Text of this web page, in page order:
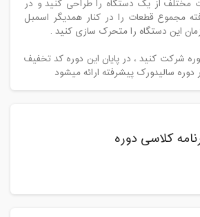
مختلف از یک دستگاه را طراحی کنید و در
مجموع قطعات را در کنار همدیگر اسمبل
این دستگاه را متحرک سازی کنید .
شرکت کنید ، در پایان این دوره کد تخفیف
سالیدورک پیشرفته ارائه میشود
کلاسی دوره